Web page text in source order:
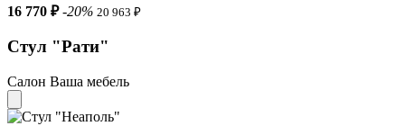
16 770 ₽ -20% 20 963 ₽
Стул "Рати"
Салон Ваша мебель